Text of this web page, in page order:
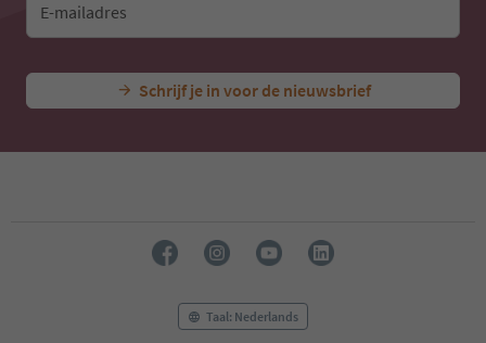
E-mailadres
Schrijf je in voor de nieuwsbrief
Taal: Nederlands